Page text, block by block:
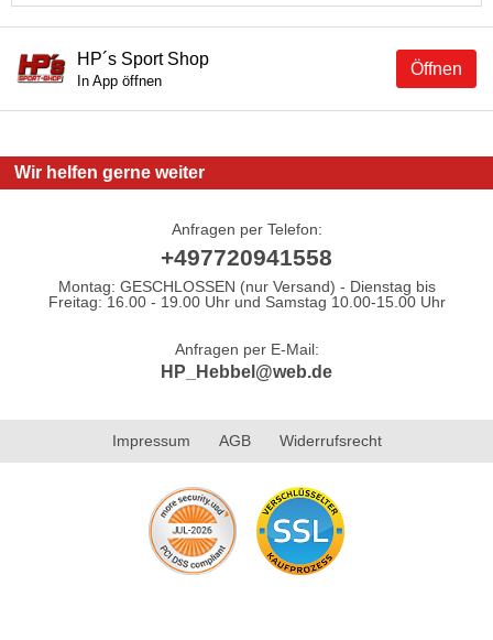
Öffnen
HP´s Sport Shop
In App öffnen
Wir helfen gerne weiter
Anfragen per Telefon:
+497720941558
Montag: GESCHLOSSEN (nur Versand) - Dienstag bis
Freitag: 16.00 - 19.00 Uhr und Samstag 10.00-15.00 Uhr
Anfragen per E-Mail:
HP_Hebbel@web.de
Impressum AGB Widerrufsrecht